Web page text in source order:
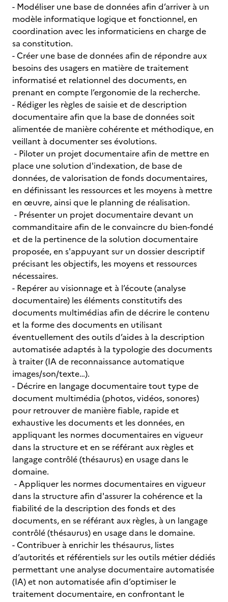
- Modéliser une base de données afin d’arriver à un
modèle informatique logique et fonctionnel, en
coordination avec les informaticiens en charge de
sa constitution.
- Créer une base de données afin de répondre aux
besoins des usagers en matière de traitement
informatisé et relationnel des documents, en
prenant en compte l’ergonomie de la recherche.
- Rédiger les règles de saisie et de description
documentaire afin que la base de données soit
alimentée de manière cohérente et méthodique, en
veillant à documenter ses évolutions.
- Piloter un projet documentaire afin de mettre en
place une solution d'indexation, de base de
données, de valorisation de fonds documentaires,
en définissant les ressources et les moyens à mettre
en œuvre, ainsi que le planning de réalisation.
- Présenter un projet documentaire devant un
commanditaire afin de le convaincre du bien-fondé
et de la pertinence de la solution documentaire
proposée, en s'appuyant sur un dossier descriptif
précisant les objectifs, les moyens et ressources
nécessaires.
- Repérer au visionnage et à l’écoute (analyse
documentaire) les éléments constitutifs des
documents multimédias afin de décrire le contenu
et la forme des documents en utilisant
éventuellement des outils d’aides à la description
automatisée adaptés à la typologie des documents
à traiter (IA de reconnaissance automatique
images/son/texte…).
- Décrire en langage documentaire tout type de
document multimédia (photos, vidéos, sonores)
pour retrouver de manière fiable, rapide et
exhaustive les documents et les données, en
appliquant les normes documentaires en vigueur
dans la structure et en se référant aux règles et
langage contrôlé (thésaurus) en usage dans le
domaine.
- Appliquer les normes documentaires en vigueur
dans la structure afin d'assurer la cohérence et la
fiabilité de la description des fonds et des
documents, en se référant aux règles, à un langage
contrôlé (thésaurus) en usage dans le domaine.
- Contribuer à enrichir les thésaurus, listes
d’autorités et référentiels sur les outils métier dédiés
permettant une analyse documentaire automatisée
(IA) et non automatisée afin d’optimiser le
traitement documentaire, en confrontant le